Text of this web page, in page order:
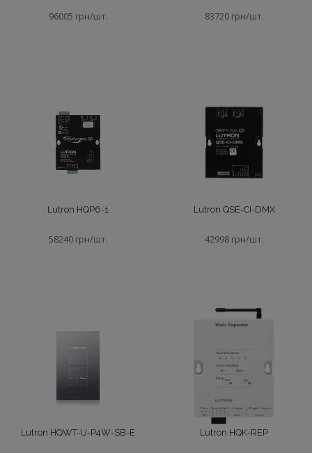
Компоненти Мультирум
Контролери
Матричні комутатори
Настольні докстанції
Процесори
iPort
96005 грн/шт. 83720 грн/шт.
Lutron HQP6-1
58240 грн/шт.
Lutron QSE-CI-DMX
42998 грн/шт.
Lutron HQWT-U-P4W-SB-E Lutron HQK-REP